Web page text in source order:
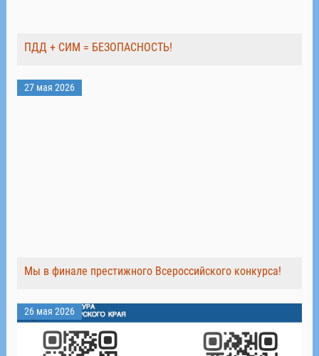
ПДД + СИМ = БЕЗОПАСНОСТЬ!
27 мая 2026
Мы в финале престижного Всероссийского конкурса!
26 мая 2026